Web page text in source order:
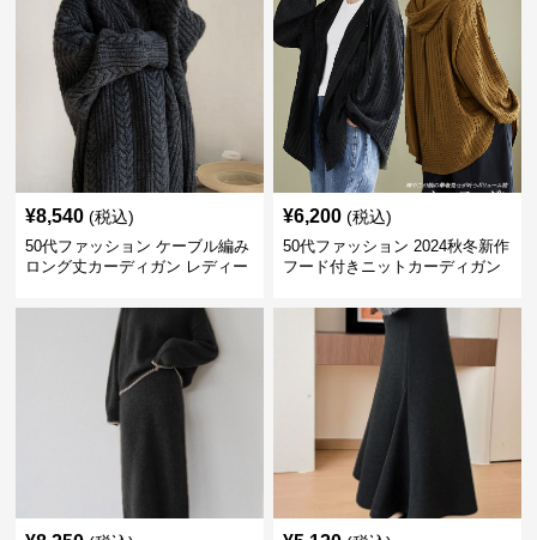
¥8,540 (税込)
50代ファッション ケーブル編み
ロング丈カーディガン レディー
¥6,200 (税込)
50代ファッション 2024秋冬新作
フード付きニットカーディガン